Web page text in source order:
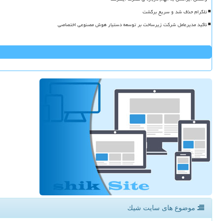
تلگرام حذف شد و سریع برگشت
تاکید مدیرعامل شرکت زیرساخت بر توسعه دستیار هوش مصنوعی اختصاصی
موضوع های سایت شیك